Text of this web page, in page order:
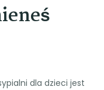
dla dzieci jest